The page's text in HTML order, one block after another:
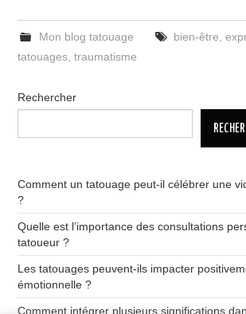
Mon blog tatouage bien-être
tatouages ,traumatisme
Rechercher
Comment un tatouage peut-il célébrer une
?
Quelle est l’importance des consultations
tatoueur ?
Les tatouages peuvent-ils impacter
émotionnelle ?
Comment intégrer plusieurs significations